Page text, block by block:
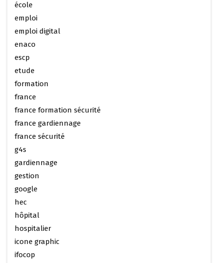
école
emploi
emploi digital
enaco
escp
etude
formation
france
france formation sécurité
france gardiennage
france sécurité
g4s
gardiennage
gestion
google
hec
hôpital
hospitalier
icone graphic
ifocop